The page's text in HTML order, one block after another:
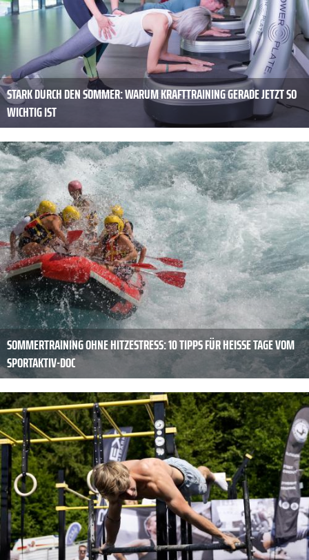
STARK DURCH DEN SOMMER: WARUM KRAFTTRAINING GERADE JETZT SO
WICHTIG IST
SOMMERTRAINING OHNE HITZESTRESS: 10 TIPPS FÜR HEISSE TAGE VOM S
PORTAKTIV-DOC